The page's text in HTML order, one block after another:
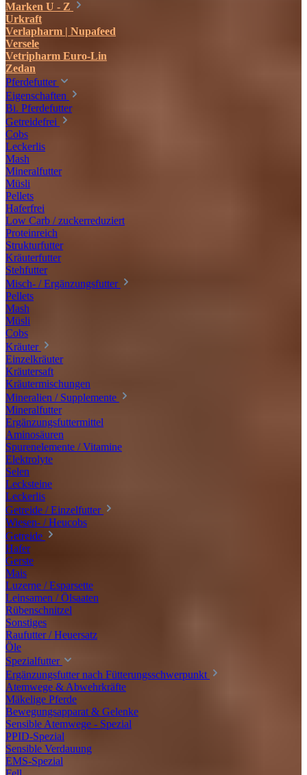
Marken U - Z
Urkraft
Verlapharm | Nupafeed
Versele
Vetripharm Euro-Lin
Zedan
Pferdefutter
Eigenschaften
Bi. Pferdefutter
Getreidefrei
Cobs
Leckerlis
Mash
Mineralfutter
Müsli
Pellets
Haferfrei
Low Carb / zuckerreduziert
Proteinreich
Strukturfutter
Kräuterfutter
Stehfutter
Misch- / Ergänzungsfutter
Pellets
Mash
Müsli
Cobs
Kräuter
Einzelkräuter
Kräutersaft
Kräutermischungen
Mineralien / Supplemente
Mineralfutter
Ergänzungsfuttermittel
Aminosäuren
Spurenelemente / Vitamine
Elektrolyte
Selen
Lecksteine
Leckerlis
Getreide / Einzelfutter
Wiesen- / Heucobs
Getreide
Hafer
Gerste
Mais
Luzerne / Esparsette
Leinsamen / Ölsaaten
Rübenschnitzel
Sonstiges
Raufutter / Heuersatz
Öle
Spezialfutter
Ergänzungsfutter nach Fütterungsschwerpunkt
Atemwege & Abwehrkräfte
Mäkelige Pferde
Bewegungsapparat & Gelenke
Sensible Atemwege - Spezial
PPID-Spezial
Sensible Verdauung
EMS-Spezial